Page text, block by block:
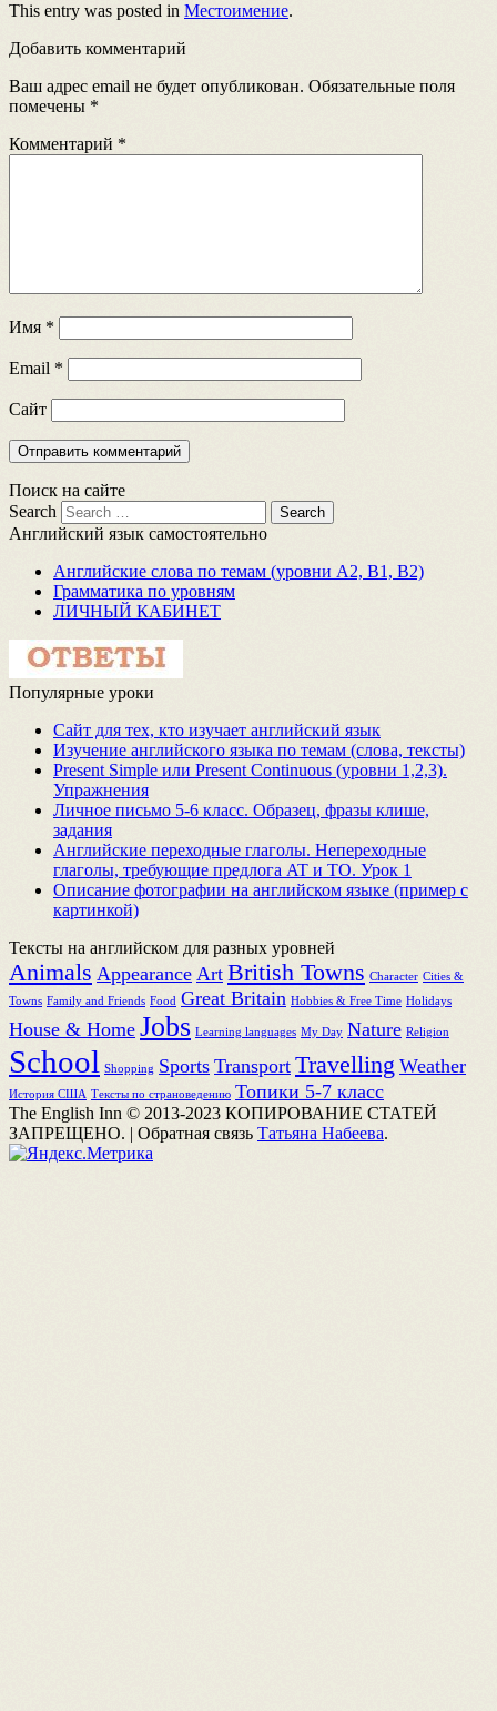
This entry was posted in Местоимение.
Добавить комментарий
Ваш адрес email не будет опубликован. Обязательные поля
помечены *
Комментарий *
Имя *
Email *
Сайт
Поиск на сайте
Search
Английский язык самостоятельно
Английские слова по темам (уровни A2, B1, B2)
Грамматика по уровням
ЛИЧНЫЙ КАБИНЕТ
Популярные уроки
Сайт для тех, кто изучает английский язык
Изучение английского языка по темам (слова, тексты)
Present Simple или Present Continuous (уровни 1,2,3).
Упражнения
Личное письмо 5-6 класс. Образец, фразы клише,
задания
Английские переходные глаголы. Непереходные
глаголы, требующие предлога AT и TO. Урок 1
Описание фотографии на английском языке (пример с
картинкой)
Тексты на английском для разных уровней
Animals Appearance Art British Towns Character Cities &
Towns Family and Friends Food Great Britain Hobbies & Free Time Holidays
House & Home Jobs Learning languages My Day Nature Religion
School Shopping Sports Transport Travelling Weather
История США Тексты по страноведению Топики 5-7 класс
The English Inn © 2013-2023 КОПИРОВАНИЕ СТАТЕЙ
ЗАПРЕЩЕНО. | Обратная связь Татьяна Набеева.